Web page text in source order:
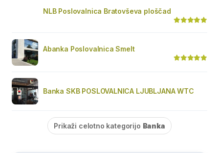
NLB Poslovalnica Bratovševa ploščad
Abanka Poslovalnica Smelt
Banka SKB POSLOVALNICA LJUBLJANA WTC
Prikaži celotno kategorijo Banka